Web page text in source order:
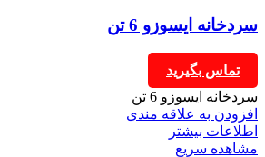
سردخانه ایسوزو 6 تن
تماس بگیرید
سردخانه ایسوزو 6 تن
افزودن به علاقه مندی
اطلاعات بیشتر
مشاهده سریع